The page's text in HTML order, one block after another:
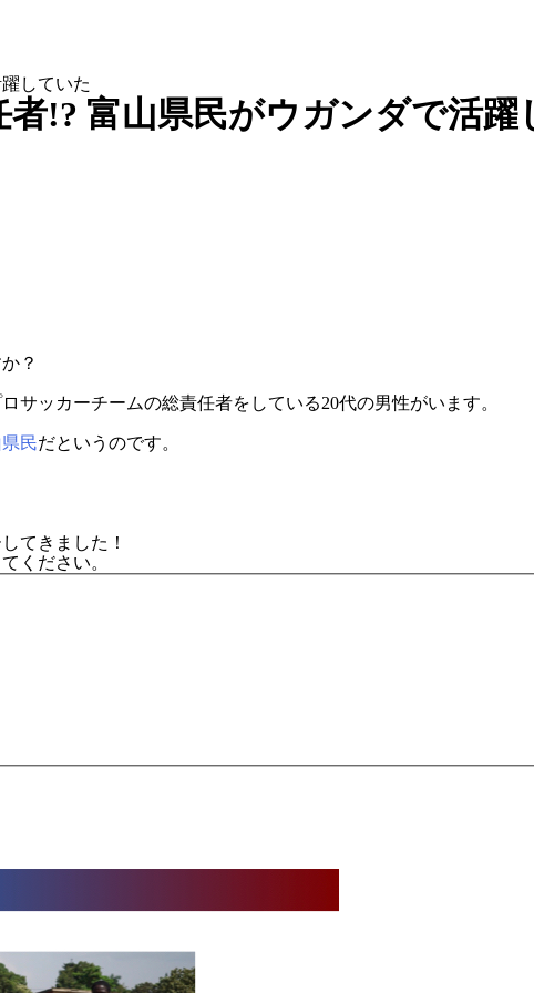
していた
!? 富山県民がウガンダで活躍
？
サッカーチームの総責任者をしている20代の男性がいます。
民だというのです。
てきました！
ください。